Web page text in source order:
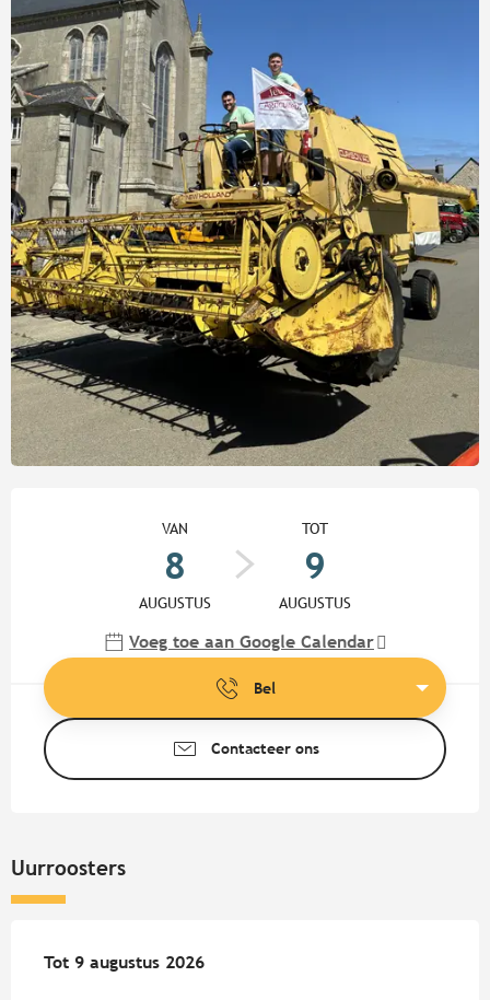
VAN
8
AUGUSTUS
TOT
9
AUGUSTUS
Voeg toe aan Google Calendar
Bel
Contacteer ons
Uurroosters
Vanaf 8 augustus 2026
Tot 9 augustus 2026